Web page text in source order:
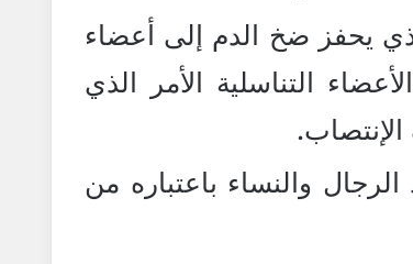
يحفز ضخ الدم إلى أعضاء
التناسلية الأمر الذي
والنساء باعتباره من